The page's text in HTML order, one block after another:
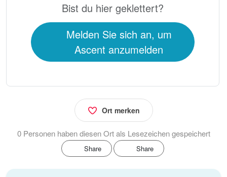
Bist du hier geklettert?
Melden Sie sich an, um
Ascent anzumelden
Ort merken
0 Personen haben diesen Ort als Lesezeichen gespeichert
Share Share